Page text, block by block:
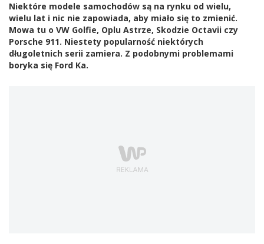
Niektóre modele samochodów są na rynku od wielu,
wielu lat i nic nie zapowiada, aby miało się to zmienić.
Mowa tu o VW Golfie, Oplu Astrze, Skodzie Octavii czy
Porsche 911. Niestety popularność niektórych
długoletnich serii zamiera. Z podobnymi problemami
boryka się Ford Ka.